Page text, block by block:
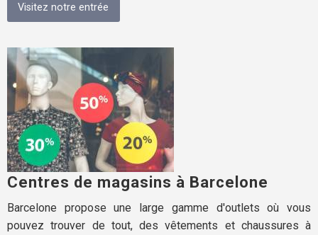
Visitez notre entrée
Centres de magasins à Barcelone
Barcelone propose une large gamme d'outlets où vous
pouvez trouver de tout, des vêtements et chaussures à